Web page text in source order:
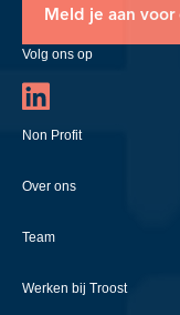
Meld je aan
Volg ons op
Non Profit
Over ons
Team
Werken bij Troost